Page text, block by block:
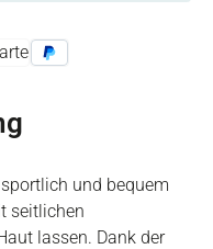
und bequem
seitlichen
lassen. Dank der